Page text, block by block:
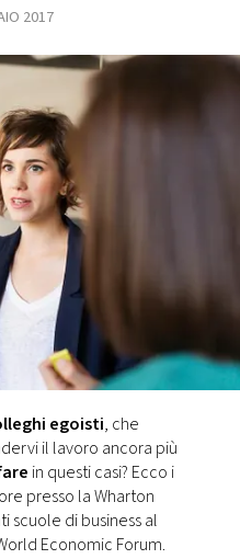
2017
egoisti, che
il lavoro ancora più
in questi casi? Ecco i
presso la Wharton
scuole di business al
Economic Forum.